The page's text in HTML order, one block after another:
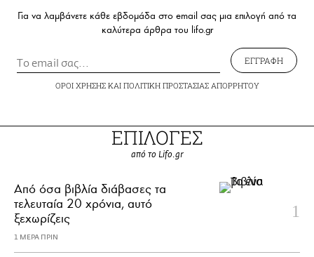
Για να λαμβάνετε κάθε εβδομάδα στο email σας μια επιλογή από τα
καλύτερα άρθρα του lifo.gr
ΕΓΓΡΑΦΗ
ΟΡΟΙ ΧΡΗΣΗΣΚΑΙ ΠΟΛΙΤΙΚΗ ΠΡΟΣΤΑΣΙΑΣ ΑΠΟΡΡΗΤΟΥ
ΕΠΙΛΟΓΕΣ
από το Lifo.gr
Από όσα βιβλία διάβασες τα
τελευταία 20 χρόνια, αυτό
ξεχωρίζεις
1 ΜΕΡΑ ΠΡΙΝ